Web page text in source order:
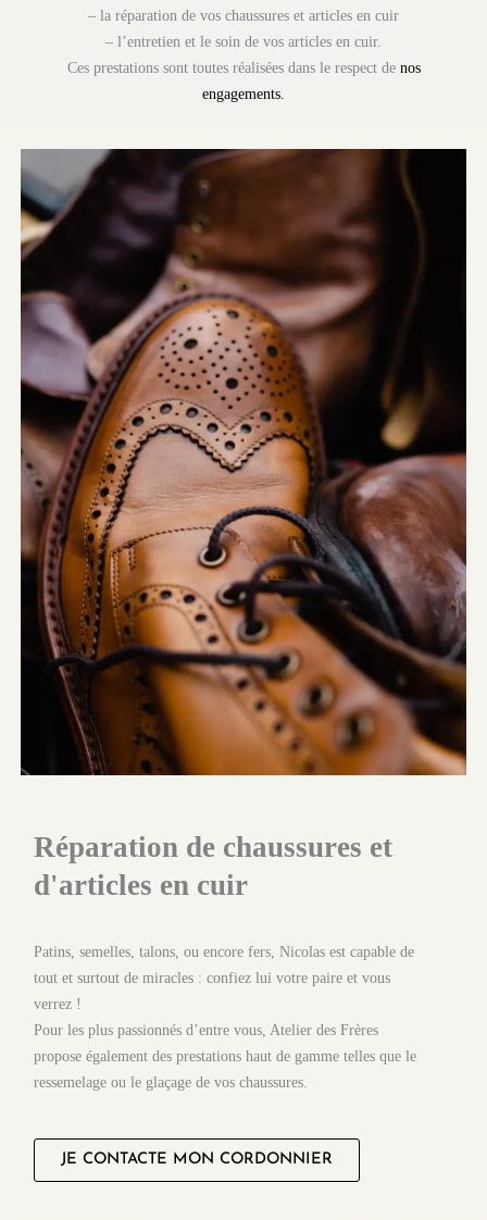
– la réparation de vos chaussures et articles en cuir
– l’entretien et le soin de vos articles en cuir.
Ces prestations sont toutes réalisées dans le respect de nos
engagements.
Réparation de chaussures et
d'articles en cuir
Patins, semelles, talons, ou encore fers, Nicolas est capable de
tout et surtout de miracles : confiez lui votre paire et vous
verrez !
Pour les plus passionnés d’entre vous, Atelier des Frères
propose également des prestations haut de gamme telles que le
ressemelage ou le glaçage de vos chaussures.
JE CONTACTE MON CORDONNIER